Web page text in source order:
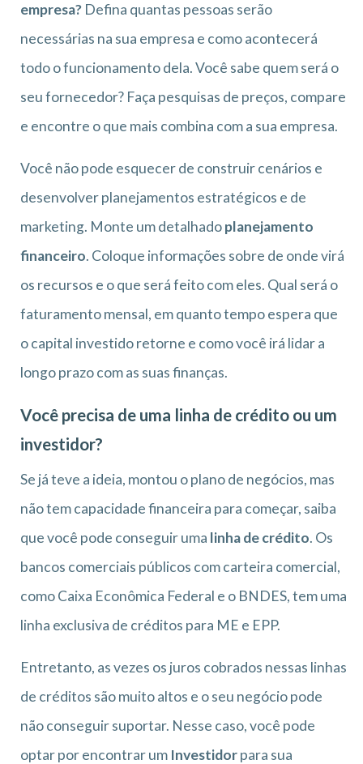
empresa? Defina quantas pessoas serão
necessárias na sua empresa e como acontecerá
todo o funcionamento dela. Você sabe quem será o
seu fornecedor? Faça pesquisas de preços, compare
e encontre o que mais combina com a sua empresa.
Você não pode esquecer de construir cenários e
desenvolver planejamentos estratégicos e de
marketing. Monte um detalhadoplanejamento
financeiro. Coloque informações sobre de onde virá
os recursos e o que será feito com eles. Qual será o
faturamento mensal, em quanto tempo espera que
o capital investido retorne e como você irá lidar a
longo prazo com as suas finanças.
Você precisa de uma linha de crédito ou um
investidor?
Se já teve a ideia, montou o plano de negócios, mas
não tem capacidade financeira para começar, saiba
que você pode conseguir uma linha de crédito. Os
bancos comerciais públicos com carteira comercial,
como Caixa Econômica Federal e o BNDES, tem uma
linha exclusiva de créditos para ME e EPP.
Entretanto, as vezes os juros cobrados nessas linhas
de créditos são muito altos e o seu negócio pode
não conseguir suportar. Nesse caso, você pode
optar por encontrar um Investidorpara sua